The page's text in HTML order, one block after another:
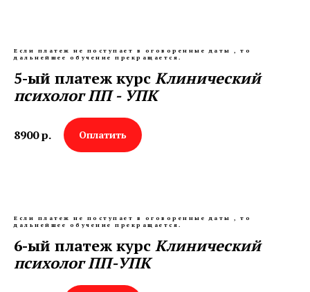
Если платеж не поступает в оговоренные даты , то
дальнейшее обучение прекращается.
5-ый платеж курс Клинический
психолог ПП - УПК
8900р. Оплатить
Если платеж не поступает в оговоренные даты , то
дальнейшее обучение прекращается.
6-ый платеж курс Клинический
психолог ПП-УПК